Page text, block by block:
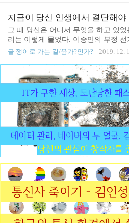
콘서트가기 전에 몇 개 빼돌리겠습니
셀트리님께서 벌써 세 번째 직접 만들
빵도 엄청 맛있음. 가게 명 알려드리면
봐 못 알려드리지만 진짜 맛있음. 보
고 갔기 때문에 열심히 세팅을 했습니
않아서 그냥 원탁 테이블에서 간담회
지금이 당신 인생에서 결단해야
그 때 당신은 어디서 무엇을 하고 있
리는 이렇게 물었다. 이승만의 부정
기에, 박정희 유신 구데타 이후의 긴급
하고 있었는지 질문을 받아왔다. 세월
진보의 순수성을 가장한 채 온라인 여
의를 파괴하고, 뒤에서는 사익을 추구
있을 때 당신은 그 때 어디서 무엇을
그런 질문을 받게 될 때 나 자신과 세
게 부끄럽지 않기 위해 지금 이순간
당신은 어떤가? 당신은 지금도 여전히
글 쟁이로 가는 길/윤가?인가? 2019. 12.